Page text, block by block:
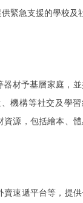
緊急支援的學校及
器材予基層家庭，
機構等社交及學習
資源，包括繪本、
賣速遞平台等，提